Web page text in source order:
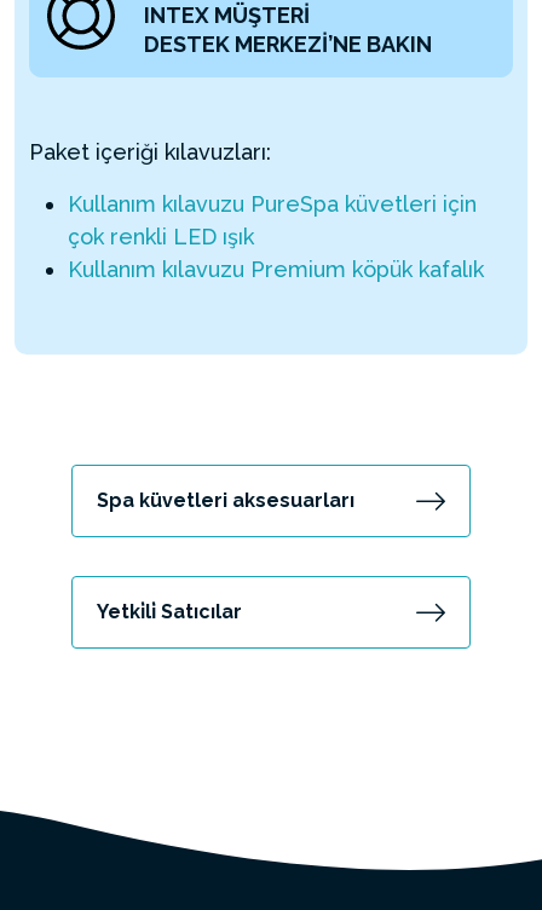
INTEX MÜŞTERİ
DESTEK MERKEZİ’NE BAKIN
Paket içeriği kılavuzları:
Kullanım kılavuzu PureSpa küvetleri için
çok renkli LED ışık
Kullanım kılavuzu Premium köpük kafalık
Spa küvetleri aksesuarları
Yetki̇li̇ Satıcılar